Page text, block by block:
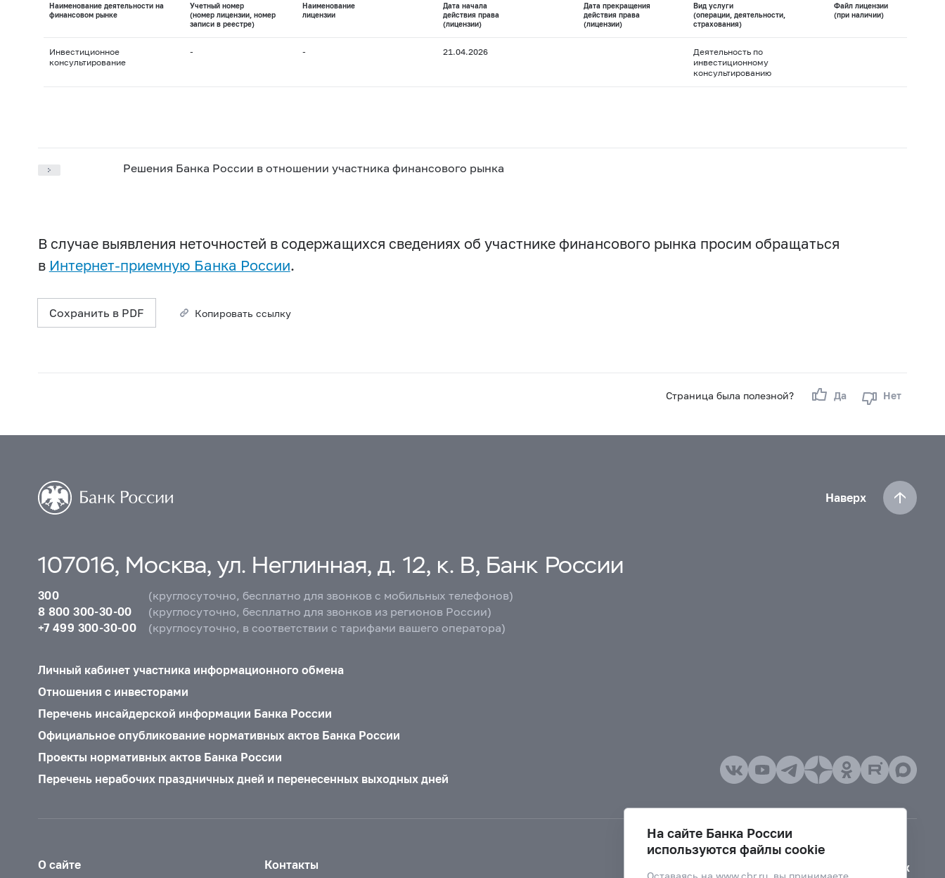
Наименование деятельности на
финансовом рынке
Учетный номер
(номер лицензии, номер
записи в реестре)
Наименование
лицензии
Дата начала
действия права
(лицензии)
Дата прекращения
действия права
(лицензии)
Вид услуги
(операции, деятельности,
страхования)
Файл лицензии
(при наличии)
Инвестиционное
консультирование
- - 21.04.2026
Деятельность по
инвестиционному
консультированию
Решения Банка России в отношении участника финансового рынка
В случае выявления неточностей в содержащихся сведениях об участнике финансового рынка просим обращаться
в Интернет-приемную Банка России.
Сохранить в PDF Копировать ссылку
Страница была полезной? Да Нет
Наверх
107016, Москва, ул. Неглинная, д. 12, к. В, Банк России
300
(круглосуточно, бесплатно для звонков с мобильных телефонов)
8 800 300-30-00
(круглосуточно, бесплатно для звонков из регионов России)
+7 499 300-30-00
(круглосуточно, в соответствии с тарифами вашего оператора)
Личный кабинет участника информационного обмена
Отношения с инвесторами
Перечень инсайдерской информации Банка России
Официальное опубликование нормативных актов Банка России
Проекты нормативных актов Банка России
Перечень нерабочих праздничных дней и перенесенных выходных дней
О сайте Контакты Версия для слабовидящих
На сайте Банка России
используются файлы cookie
Оставаясь наwww.cbr.ru , вы принимаете